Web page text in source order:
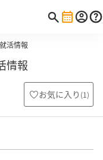
活情報
情報
お気に入り (1)